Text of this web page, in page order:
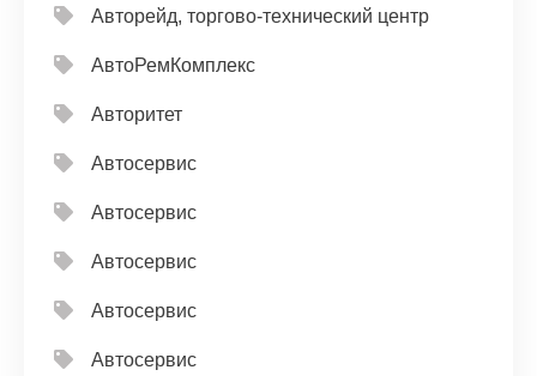
Авторейд, торгово-технический центр
АвтоРемКомплекс
Авторитет
Автосервис
Автосервис
Автосервис
Автосервис
Автосервис